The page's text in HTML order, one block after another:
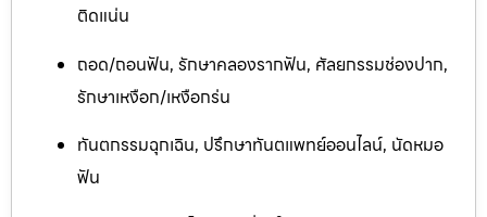
ติดแน่น
ถอด/ถอนฟัน, รักษาคลองรากฟัน, ศัลยกรรมช่องปาก,
รักษาเหงือก/เหงือกร่น
ทันตกรรมฉุกเฉิน, ปรึกษาทันตแพทย์ออนไลน์, นัดหมอ
ฟัน